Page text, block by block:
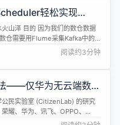
轻松实现
集任务自动化！
山泽 目的 因为我们的数仓数据
仓需要用Flume采集Kafka中的
在实际项目中，我们不可能一直在
任务，一是因为项目的Flume任
Xshell页面关闭Flume任务就会停
后，我发现海豚调度器...
阅读约3分钟
——仅华为无云端数据
公民实验室 (CitizenLab) 的研究
耀、华为、讯飞、OPPO、
、小米九家厂商的云输入法，发现